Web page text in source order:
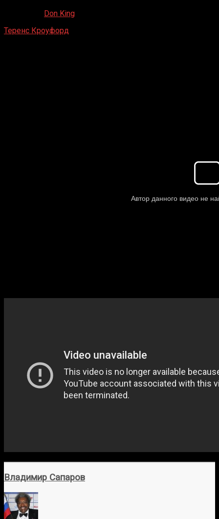
Don King
Теренс Кроуфорд
Владимир Сапаров